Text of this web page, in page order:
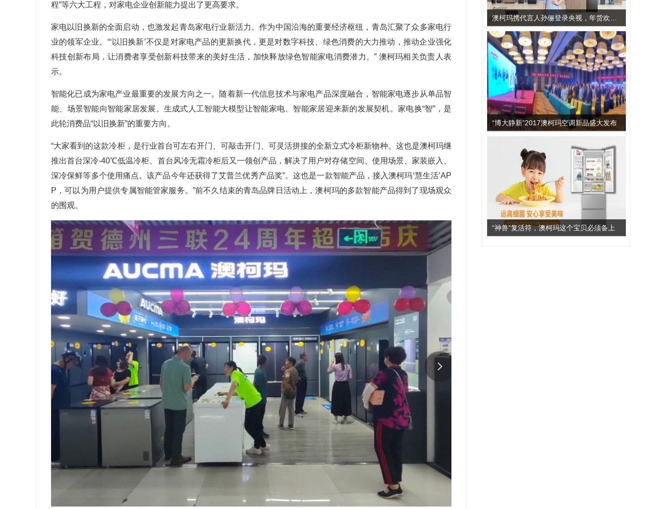
程”等六大工程，对家电企业创新能力提出了更高要求。
家电以旧换新的全面启动，也激发起青岛家电行业新活力。作为中国沿海的重要经济枢纽，青岛汇聚了众多家电行
业的领军企业。“‘以旧换新’不仅是对家电产品的更新换代，更是对数字科技、绿色消费的大力推动，推动企业强化
科技创新布局，让消费者享受创新科技带来的美好生活，加快释放绿色智能家电消费潜力。” 澳柯玛相关负责人表
示。
智能化已成为家电产业最重要的发展方向之一。随着新一代信息技术与家电产品深度融合，智能家电逐步从单品智
能、场景智能向智能家居发展。生成式人工智能大模型让智能家电、智能家居迎来新的发展契机。家电换“智”，是
此轮消费品“以旧换新”的重要方向。
“大家看到的这款冷柜，是行业首台可左右开门、可敲击开门、可灵活拼接的全新立式冷柜新物种。这也是澳柯玛继
推出首台深冷-40℃低温冷柜、首台风冷无霜冷柜后又一领创产品，解决了用户对存储空间、使用场景、家装嵌入、
深冷保鲜等多个使用痛点。该产品今年还获得了艾普兰优秀产品奖”。这也是一款智能产品，接入澳柯玛‘慧生活’AP
P ，可以为用户提供专属智能管家服务。”前不久结束的青岛品牌日活动上，澳柯玛的多款智能产品得到了现场观众
的围观。
澳柯玛携代言人孙俪登录央视，年货欢乐购火热开启
“博大静新”2017澳柯玛空调新品盛大发布
“神兽”复活符，澳柯玛这个宝贝必须备上